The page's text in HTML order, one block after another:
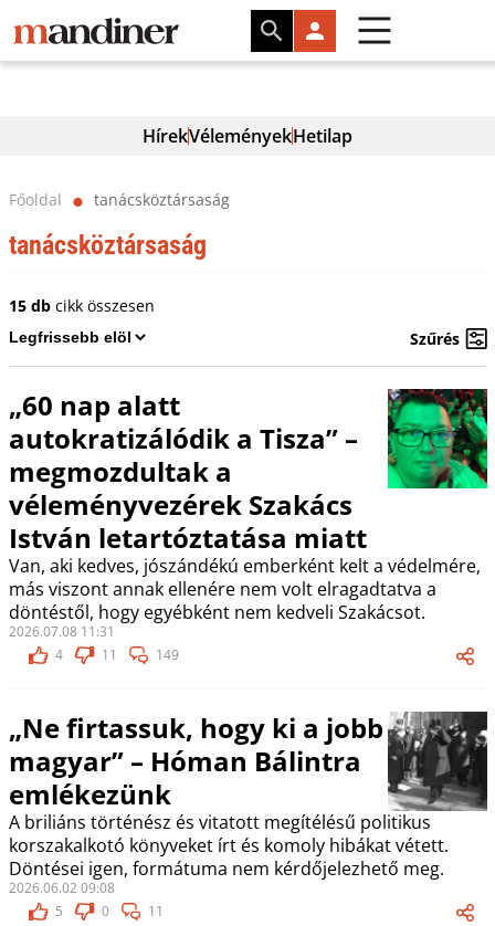
HírekVéleményekHetilap
Főoldal ⬤ tanácsköztársaság
tanácsköztársaság
15 dbcikk összesen
Szűrés
„60 nap alatt
autokratizálódik a Tisza” –
megmozdultak a
véleményvezérek Szakács
István letartóztatása miatt
Van, aki kedves, jószándékú emberként kelt a védelmére,
más viszont annak ellenére nem volt elragadtatva a
döntéstől, hogy egyébként nem kedveli Szakácsot.
2026.07.08 11:31
4
11 149
„Ne firtassuk, hogy ki a jobb
magyar” – Hóman Bálintra
emlékezünk
A briliáns történész és vitatott megítélésű politikus
korszakalkotó könyveket írt és komoly hibákat vétett.
Döntései igen, formátuma nem kérdőjelezhető meg.
2026.06.02 09:08
5
0 11